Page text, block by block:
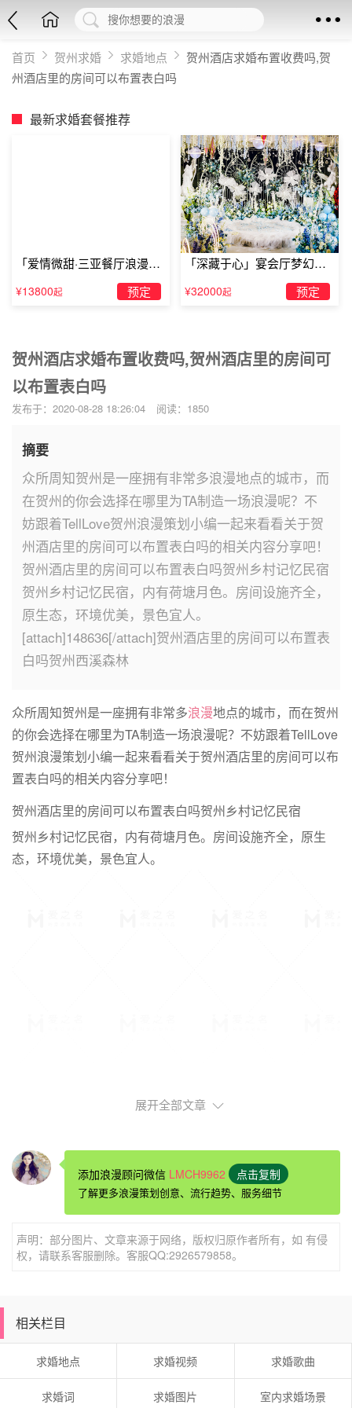
首页 贺州求婚 求婚地点
贺州酒店求婚布置收费吗,贺
州酒店里的房间可以布置表白吗
最新求婚套餐推荐
「爱情微甜·三亚餐厅浪漫求
婚」
¥13800起 预定
「深藏于心」宴会厅梦幻主
题求婚仪式
¥32000起 预定
贺州酒店求婚布置收费吗,贺州酒店里的房间可
以布置表白吗
发布于：2020-08-28 18:26:04 阅读：1850
摘要
众所周知贺州是一座拥有非常多浪漫地点的城市，而
在贺州的你会选择在哪里为TA制造一场浪漫呢？不
妨跟着TellLove贺州浪漫策划小编一起来看看关于贺
州酒店里的房间可以布置表白吗的相关内容分享吧！
贺州酒店里的房间可以布置表白吗贺州乡村记忆民宿
贺州乡村记忆民宿，内有荷塘月色。房间设施齐全，
原生态，环境优美，景色宜人。
[attach]148636[/attach]贺州酒店里的房间可以布置表
白吗贺州西溪森林
众所周知贺州是一座拥有非常多浪漫地点的城市，而在贺州
的你会选择在哪里为TA制造一场浪漫呢？不妨跟着TellLove
贺州浪漫策划小编一起来看看关于贺州酒店里的房间可以布
置表白吗的相关内容分享吧！
贺州酒店里的房间可以布置表白吗贺州乡村记忆民宿
贺州乡村记忆民宿，内有荷塘月色。房间设施齐全，原生
态，环境优美，景色宜人。
贺州酒店里的房间可以布置表白吗贺州西溪森林温泉度假村
贺州西溪森林温泉度假村位于世界长寿市——广西贺州市八
力于打造辐射粤、桂、湘三省的5A级原生态山水风情旅游
奇、长寿美食、湿地风情等旅游度假休闲功能于一体，更有
端康乐等度假配套。探秘神奇的长寿之乡，和自己人一起分
享快乐时光！
展开全部文章
添加浪漫顾问微信 LMCH9962 点击复制
了解更多浪漫策划创意、流行趋势、服务细节
声明：部分图片、文章来源于网络，版权归原作者所有，如 有侵
权，请联系客服删除。客服QQ:2926579858。
相关栏目
求婚地点 求婚视频 求婚歌曲
求婚词 求婚图片 室内求婚场景